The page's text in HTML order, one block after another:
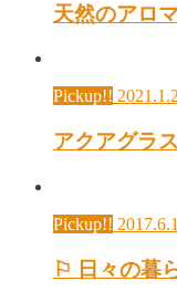
天然のアロ
Pickup!!
アクアグラ
Pickup!!
⚐ 日々の暮